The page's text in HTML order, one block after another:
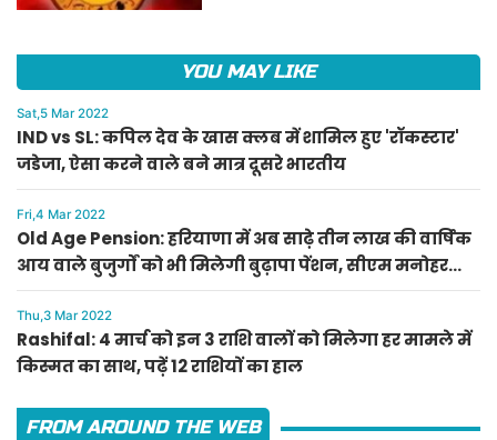
YOU MAY LIKE
Sat,5 Mar 2022
IND vs SL: कपिल देव के खास क्लब में शामिल हुए 'रॉकस्टार'
जडेजा, ऐसा करने वाले बने मात्र दूसरे भारतीय
Fri,4 Mar 2022
Old Age Pension: हरियाणा में अब साढ़े तीन लाख की वार्षिक
आय वाले बुजुर्गों को भी मिलेगी बुढ़ापा पेंशन, सीएम मनोहर
लाल का ऐलान
Thu,3 Mar 2022
Rashifal: 4 मार्च को इन 3 राशि वालों को मिलेगा हर मामले में
किस्मत का साथ, पढ़ें 12 राशियों का हाल
FROM AROUND THE WEB